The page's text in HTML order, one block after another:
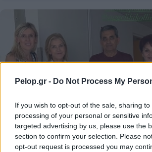
Pelop.gr - Do Not Process My
If you wish to opt-out of the sale, sharing
processing of your personal or sensitive
targeted advertising by us, please use the
section to confirm your selection. Please
opt-out request is processed you may